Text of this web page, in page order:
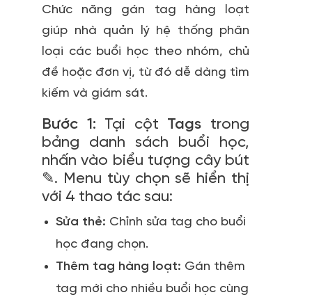
Chức năng gán tag hàng loạt
giúp nhà quản lý hệ thống phân
loại các buổi học theo nhóm, chủ
đề hoặc đơn vị, từ đó dễ dàng tìm
kiếm và giám sát.
Bước 1: Tại cột Tags trong
bảng danh sách buổi học,
nhấn vào biểu tượng cây bút
✎. Menu tùy chọn sẽ hiển thị
với 4 thao tác sau:
Sửa thẻ: Chỉnh sửa tag cho buổi
học đang chọn.
Thêm tag hàng loạt: Gán thêm
tag mới cho nhiều buổi học cùng